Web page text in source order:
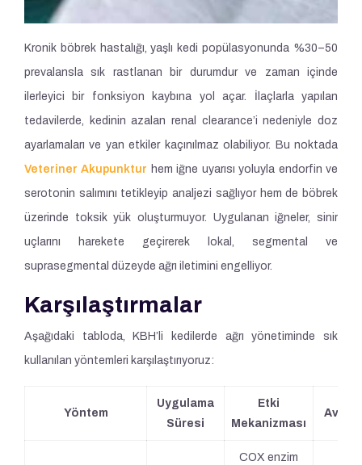
Kronik böbrek hastalığı, yaşlı kedi popülasyonunda %30–50
prevalansla sık rastlanan bir durumdur ve zaman içinde
ilerleyici bir fonksiyon kaybına yol açar. İlaçlarla yapılan
tedavilerde, kedinin azalan renal clearance’i nedeniyle doz
ayarlamaları ve yan etkiler kaçınılmaz olabiliyor. Bu noktada
Veteriner Akupunktur hem iğne uyarısı yoluyla endorfin ve
serotonin salımını tetikleyip analjezi sağlıyor hem de böbrek
üzerinde toksik yük oluşturmuyor. Uygulanan iğneler, sinir
uçlarını harekete geçirerek lokal, segmental ve
suprasegmental düzeyde ağrı iletimini engelliyor.
Karşılaştırmalar
Aşağıdaki tabloda, KBH’li kedilerde ağrı yönetiminde sık
kullanılan yöntemleri karşılaştırıyoruz:
Yöntem
Uygulama
Süresi
Etki
Mekanizması
COX enzim